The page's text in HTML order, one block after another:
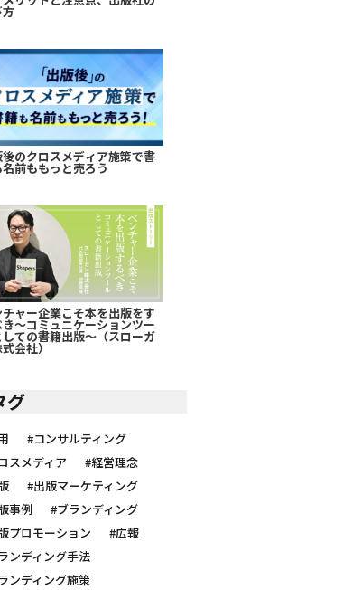
後のクロスメディア施策で書
前ももっと売ろう
ャー企業こそ本を出版をす
き～コミュニケーションツー
ての書籍出版～（スローガ
会社）
グ
#コンサルティング
スメディア
#経営理念
#出版マーケティング
事例
#ブランディング
プロモーション
#広報
ンディング手法
ンディング施策